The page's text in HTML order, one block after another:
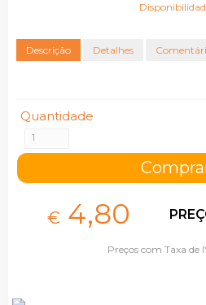
Descrição Detalhes
Quantidade
€ 4,80
Preços com Taxa de